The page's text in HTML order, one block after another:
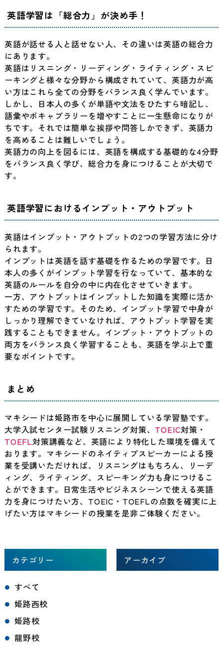
英語学習は「総合力」が決め手！
英語が話せる人と話せない人、その違いは英語の総合力
にあります。
英語はリスニング・リーディング・ライティング・スピ
ーキングと様々な分野から構成されていて、英語力が高
い方はこれら全ての分野をバランス良く学んでいます。
しかし、日本人の多くが単語や文法をひたすら暗記し、
語彙やボキャブラリーを増やすことに一生懸命になりが
ちです。それでは簡単な挨拶や問答しかできず、英語力
を高めることは難しいでしょう。
英語力の向上を図るには、英語を構成する基礎的な4分野
をバランス良く学び、総合力を身につけることが大切で
す。
英語学習におけるインプット・アウトプット
英語はインプット・アウトプットの2つの学習方法に分け
られます。
インプットは英語を話す基礎を作るための学習です。日
本人の多くがインプット学習を行なっていて、基本的な
英語のルールを自分の中に内在化させていきます。
一方、アウトプットはインプットした知識を実際に活か
すための学習です。そのため、インプット学習で中身が
しっかり理解できていなければ、アウトプット学習を実
践することもできません。インプット・アウトプットの
両方をバランス良く学習することも、英語を学ぶ上で重
要なポイントです。
まとめ
マキシードは姫路市を中心に展開している学習塾です。
大学入試センター試験リスニング対策、 TOEIC対策・
TOEFL対策講義など、英語により特化した環境を備えて
おります。マキシードのネイティブスピーカーによる授
業を受講いただければ、リスニングはもちろん、リーデ
ィング、ライティング、スピーキング力も身につけるこ
とができます。日常生活やビジネスシーンで使える英語
力を身につけたい方、TOEIC・TOEFLの点数を確実に上
げたい方はマキシードの授業を是非ご体験ください。
カテゴリー
すべて
姫路西校
姫路校
龍野校
アーカイブ